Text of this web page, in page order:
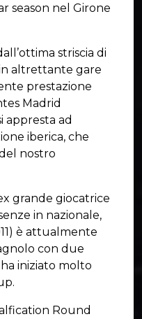
season nel Girone
striscia di
altrettante gare
prestazione
Madrid
appresta ad
iberica, che
nostro
grande giocatrice
in nazionale,
è attualmente
con due
iniziato molto
Round